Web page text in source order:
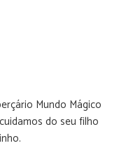
Mundo Mágico
do seu filho